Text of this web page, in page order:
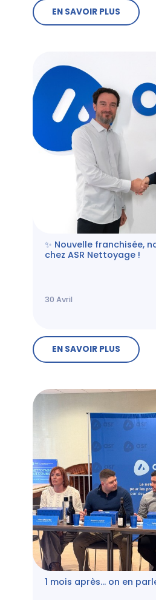
EN SAVOIR PLUS
✨ Nouvelle franchisée,
chez ASR Nettoyage !
30 Avril
EN SAVOIR PLUS
1 mois après… on en